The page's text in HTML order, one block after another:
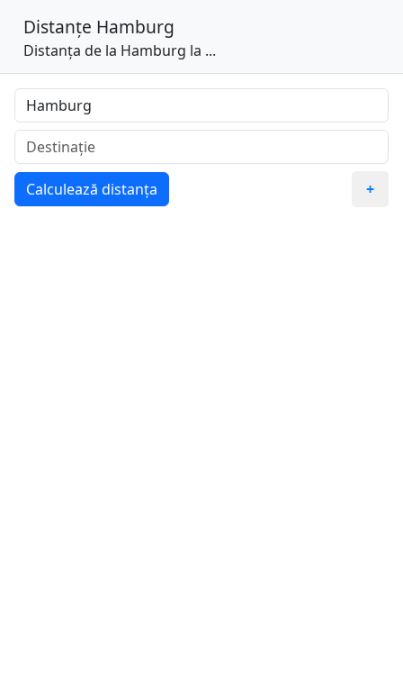
Distanțe Hamburg
Distanța de la Hamburg la ...
Calculează distanța +